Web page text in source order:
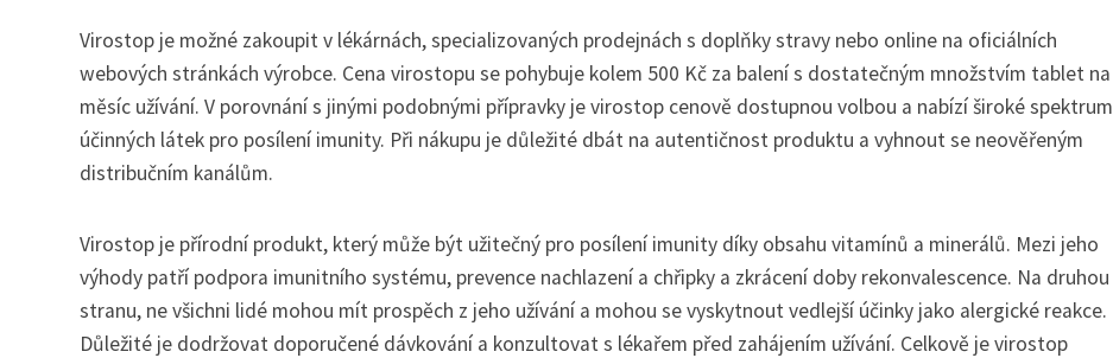
Virostop je možné zakoupit v lékárnách, specializovaných prodejnách s doplňky stravy nebo online na oficiálních
webových stránkách výrobce. Cena virostopu se pohybuje kolem 500 Kč za balení s dostatečným množstvím tablet na
měsíc užívání. V porovnání s jinými podobnými přípravky je virostop cenově dostupnou volbou a nabízí široké spektrum
účinných látek pro posílení imunity. Při nákupu je důležité dbát na autentičnost produktu a vyhnout se neověřeným
distribučním kanálům.
Virostop je přírodní produkt, který může být užitečný pro posílení imunity díky obsahu vitamínů a minerálů. Mezi jeho
výhody patří podpora imunitního systému, prevence nachlazení a chřipky a zkrácení doby rekonvalescence. Na druhou
stranu, ne všichni lidé mohou mít prospěch z jeho užívání a mohou se vyskytnout vedlejší účinky jako alergické reakce.
Důležité je dodržovat doporučené dávkování a konzultovat s lékařem před zahájením užívání. Celkově je virostop